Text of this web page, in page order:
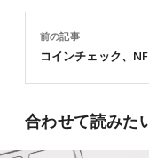
前の記事
コインチェック、
合わせて読みた